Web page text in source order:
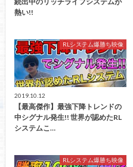
熱い!!
RLシステム爆勝ち映像
2019.10.12
【最高傑作】最強下降トレンドの
中シグナル発生!! 世界が認めたRL
システムこ…
RLシステム爆勝ち映像